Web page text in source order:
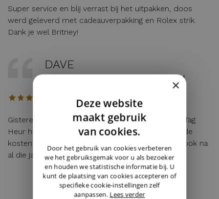
Super service en blij verrast bij het uitpakken, doos
werd geleverd met cadeauverpakking en Rolex strik.
Dank je wel Britney!
DAVE
12 / 04 / 2026, Maastricht, Nederland
Gisteren mijn lege batterij van mijn hier gekochte Tag
Heur horloge laten vervangen. Toen ik vroeg wat de
kosten waren: "service van de zaak!". Top service ook na
al die jaren!
GERMAN
×
Deze website
maakt gebruik
van cookies.
Door het gebruik van cookies verbeteren
we het gebruiksgemak voor u als bezoeker
en houden we statistische informatie bij. U
kunt de plaatsing van cookies accepteren of
specifieke cookie-instellingen zelf
aanpassen. Lees verder